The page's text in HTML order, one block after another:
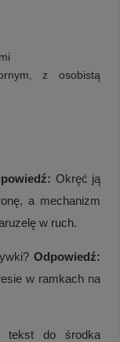
z osobistą
Okręć ją
a mechanizm
w ruch.
Odpowiedź:
w ramkach na
tekst do środka